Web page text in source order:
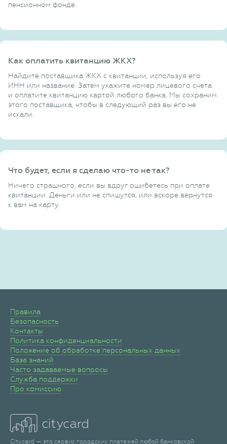
пенсионном фонде.
Как оплатить квитанцию ЖКХ?
Найдите поставщика ЖКХ с квитанции, используя его
ИНН или название. Затем укажите номер лицевого счета
и оплатите квитанцию картой любого банка. Мы сохраним
этого поставщика, чтобы в следующий раз вы его не
искали.
Что будет, если я сделаю что-то не так?
Ничего страшного, если вы вдруг ошибетесь при оплате
квитанции. Деньги или не спишутся, или вскоре вернутся
к вам на карту.
Правила
Безопасность
Контакты
Политика конфиденциальности
Положение об обработке персональных данных
База знаний
Часто задаваемые вопросы
Служба поддержки
Про комиссию
Citycard — это сервис городских платежей любой банковской